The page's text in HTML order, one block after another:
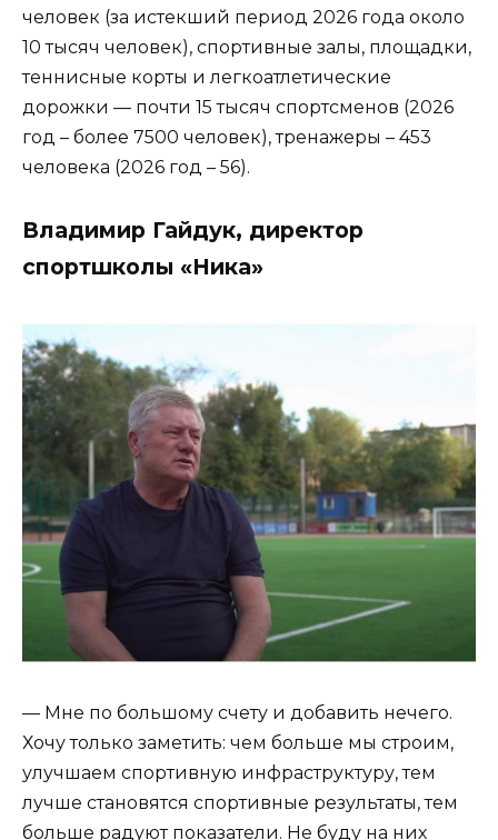
человек (за истекший период 2026 года около
10 тысяч человек), спортивные залы, площадки,
теннисные корты и легкоатлетические
дорожки — почти 15 тысяч спортсменов (2026
год – более 7500 человек), тренажеры – 453
человека (2026 год – 56).
Владимир Гайдук, директор
спортшколы «Ника»
— Мне по большому счету и добавить нечего.
Хочу только заметить: чем больше мы строим,
улучшаем спортивную инфраструктуру, тем
лучше становятся спортивные результаты, тем
больше радуют показатели. Не буду на них